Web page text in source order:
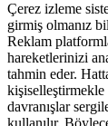
Çerez izleme
girmiş olmanız
Reklam
hareketlerinizi
tahmin eder.
kişiselleştirmekle
davranışlar